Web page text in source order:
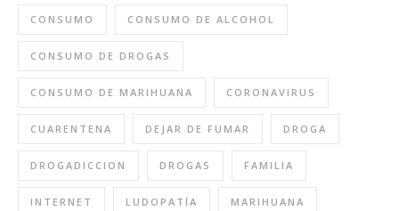
CONSUMO CONSUMO DE ALCOHOL
CONSUMO DE DROGAS
CONSUMO DE MARIHUANA CORONAVIRUS
CUARENTENA DEJAR DE FUMAR DROGA
DROGADICCION DROGAS FAMILIA
INTERNET LUDOPATÍA MARIHUANA